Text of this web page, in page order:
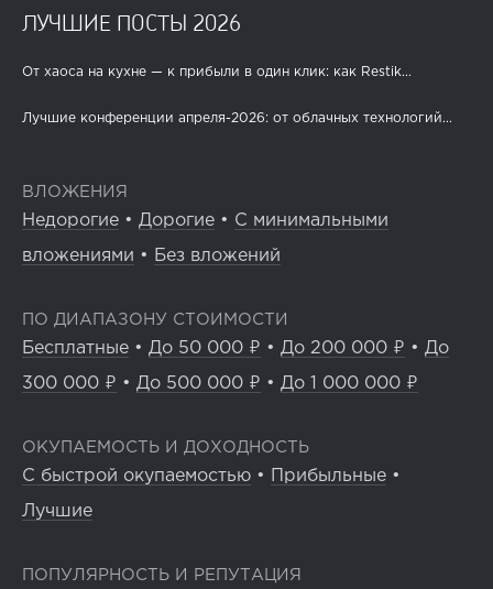
ЛУЧШИЕ ПОСТЫ 2026
От хаоса на кухне — к прибыли в один клик: как Restik...
Лучшие конференции апреля-2026: от облачных технологий...
ВЛОЖЕНИЯ
Недорогие • Дорогие • С минимальными
вложениями • Без вложений
ПО ДИАПАЗОНУ СТОИМОСТИ
Бесплатные • До 50 000 ₽ • До 200 000 ₽ • До
300 000 ₽ • До 500 000 ₽ • До 1 000 000 ₽
ОКУПАЕМОСТЬ И ДОХОДНОСТЬ
С быстрой окупаемостью • Прибыльные •
Лучшие
ПОПУЛЯРНОСТЬ И РЕПУТАЦИЯ